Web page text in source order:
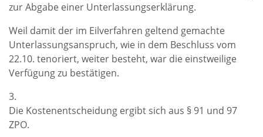
zur Abgabe einer Unterlassungserklärung.
Weil damit der im Eilverfahren geltend gemachte
Unterlassungsanspruch, wie in dem Beschluss vom
22.10. tenoriert, weiter besteht, war die einstweilige
Verfügung zu bestätigen.
3.
Die Kostenentscheidung ergibt sich aus § 91 und 97
ZPO.